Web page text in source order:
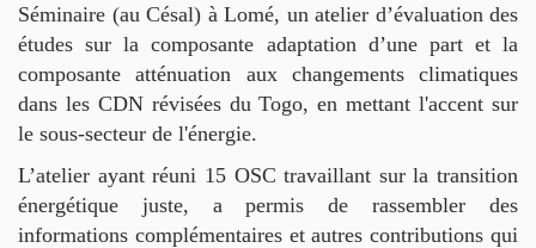
Séminaire (au Césal) à Lomé, un atelier d’évaluation des
études sur la composante adaptation d’une part et la
composante atténuation aux changements climatiques
dans les CDN révisées du Togo, en mettant l'accent sur
le sous-secteur de l'énergie.
L’atelier ayant réuni 15 OSC travaillant sur la transition
énergétique juste, a permis de rassembler des
informations complémentaires et autres contributions qui